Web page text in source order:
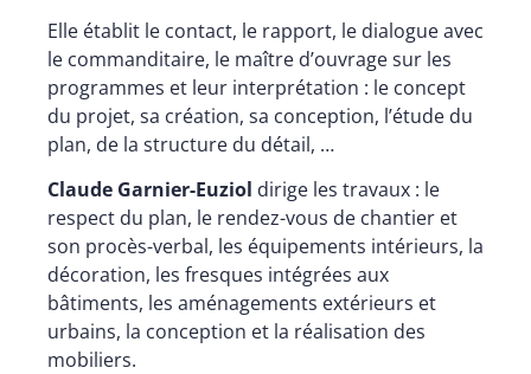
Elle établit le contact, le rapport, le dialogue avec
le commanditaire, le maître d’ouvrage sur les
programmes et leur interprétation : le concept
du projet, sa création, sa conception, l’étude du
plan, de la structure du détail, …
Claude Garnier-Euziol dirige les travaux : le
respect du plan, le rendez-vous de chantier et
son procès-verbal, les équipements intérieurs, la
décoration, les fresques intégrées aux
bâtiments, les aménagements extérieurs et
urbains, la conception et la réalisation des
mobiliers.